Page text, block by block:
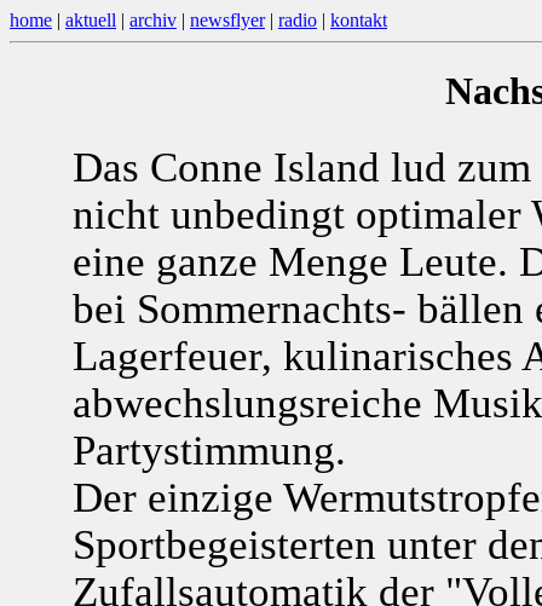
home | aktuell | archiv | newsflyer| radio | kontakt
Das Conne Island lud
nicht unbedingt optimaler
eine ganze Menge Leute.
bei Sommernachts-
Lagerfeuer, kulinarisches
abwechslungsreiche
Partystimmung.
Der einzige
Sportbegeisterten unter
Zufallsautomatik der